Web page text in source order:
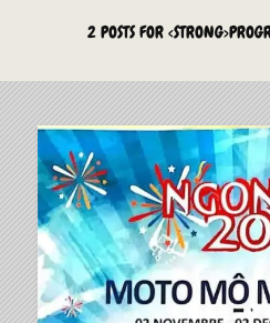
2 POSTS FOR